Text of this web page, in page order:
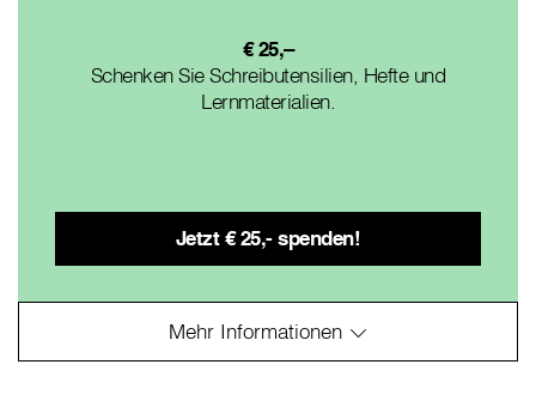
€ 25,–
Schenken Sie Schreibutensilien, Hefte und
Lernmaterialien.